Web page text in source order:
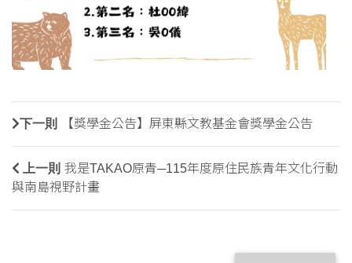
下一則 【獎學金公告】屏東縣文教基金會獎學金公告
上一則 我是TAKAO原青─115年度原住民族青年文化行動
與南島視野計畫